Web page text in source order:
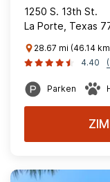
1250 S. 13th St.
La Porte, Texas
28.67 mi (46.14
4.40
Parken